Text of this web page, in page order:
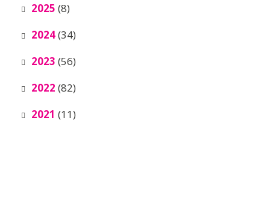
2025 (8)
2024(34)
2023 (56)
2022 (82)
2021 (11)